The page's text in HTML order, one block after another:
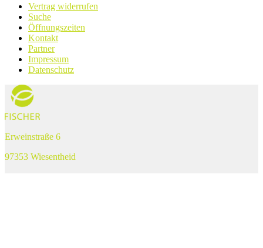
Vertrag widerrufen
Suche
Öffnungszeiten
Kontakt
Partner
Impressum
Datenschutz
Erweinstraße 6
97353 Wiesentheid